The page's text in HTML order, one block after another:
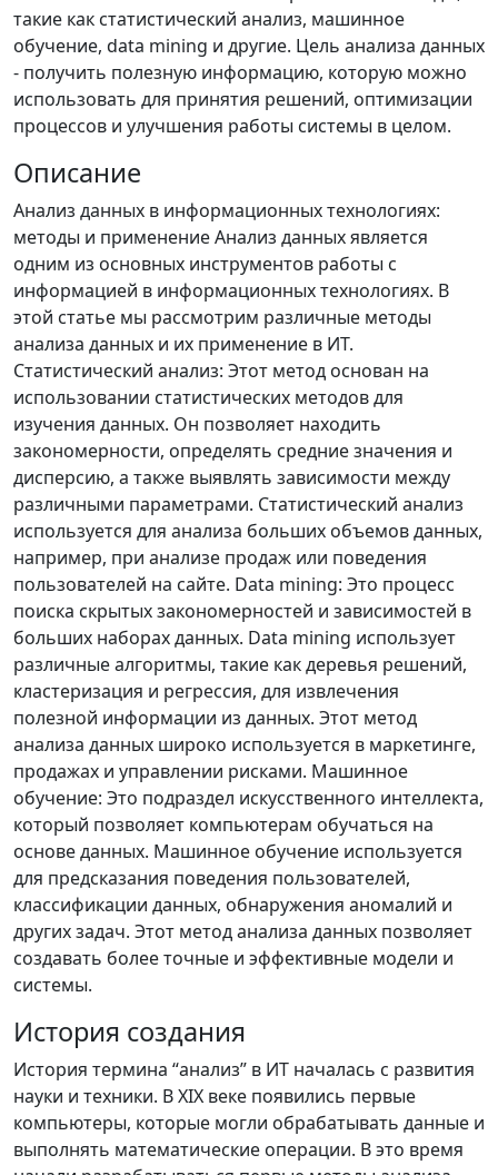
такие как статистический анализ, машинное
обучение, data mining и другие. Цель анализа данных
- получить полезную информацию, которую можно
использовать для принятия решений, оптимизации
процессов и улучшения работы системы в целом.
Описание
Анализ данных в информационных технологиях:
методы и применение Анализ данных является
одним из основных инструментов работы с
информацией в информационных технологиях. В
этой статье мы рассмотрим различные методы
анализа данных и их применение в ИТ.
Статистический анализ: Этот метод основан на
использовании статистических методов для
изучения данных. Он позволяет находить
закономерности, определять средние значения и
дисперсию, а также выявлять зависимости между
различными параметрами. Статистический анализ
используется для анализа больших объемов данных,
например, при анализе продаж или поведения
пользователей на сайте. Data mining: Это процесс
поиска скрытых закономерностей и зависимостей в
больших наборах данных. Data mining использует
различные алгоритмы, такие как деревья решений,
кластеризация и регрессия, для извлечения
полезной информации из данных. Этот метод
анализа данных широко используется в маркетинге,
продажах и управлении рисками. Машинное
обучение: Это подраздел искусственного интеллекта,
который позволяет компьютерам обучаться на
основе данных. Машинное обучение используется
для предсказания поведения пользователей,
классификации данных, обнаружения аномалий и
других задач. Этот метод анализа данных позволяет
создавать более точные и эффективные модели и
системы.
История создания
История термина “анализ” в ИТ началась с развития
науки и техники. В XIX веке появились первые
компьютеры, которые могли обрабатывать данные и
выполнять математические операции. В это время